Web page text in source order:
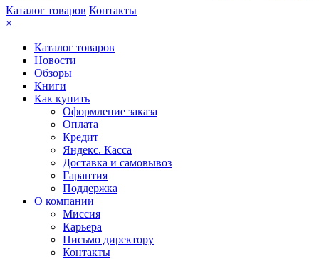
Каталог товаров Контакты
×
Каталог товаров
Новости
Обзоры
Книги
Как купить
Оформление заказа
Оплата
Кредит
Яндекс. Касса
Доставка и самовывоз
Гарантия
Поддержка
О компании
Миссия
Карьера
Письмо директору
Контакты